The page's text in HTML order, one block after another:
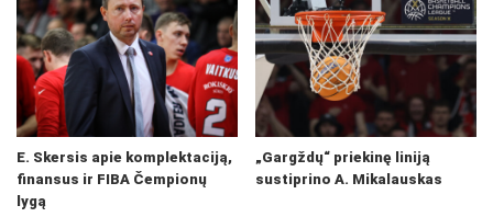
E. Skersis apie komplektaciją,
finansus ir FIBA Čempionų
lygą
„Gargždų“ priekinę liniją
sustiprino A. Mikalauskas